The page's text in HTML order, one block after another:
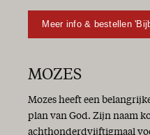
Meer info & bestellen
MOZES
Mozes heeft een
plan van God. Zijn naam
achthonderdvijftigmaal